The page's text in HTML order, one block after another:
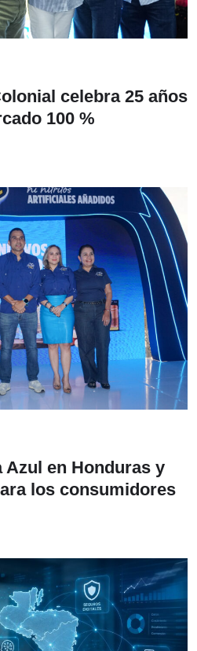
celebra 25 años
100 %
Azul en Honduras y
los consumidores